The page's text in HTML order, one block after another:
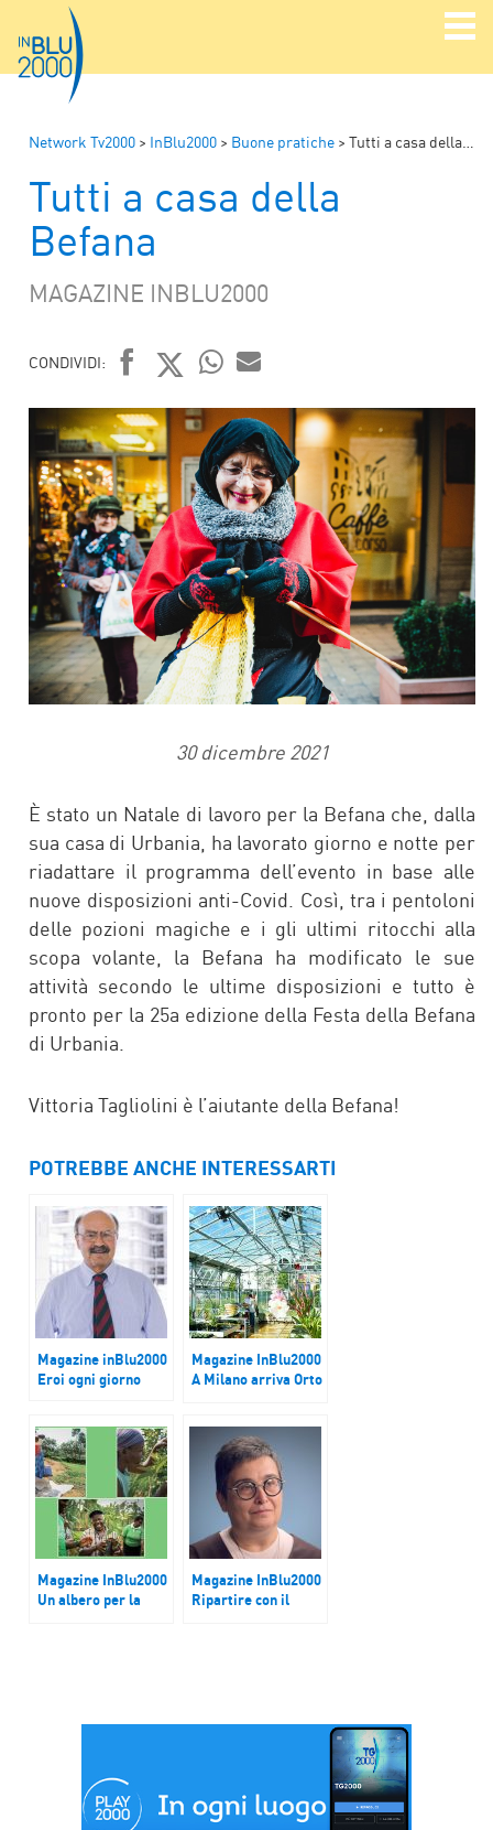
Network Tv2000 > InBlu2000 > Buone pratiche > Tutti a casa della Befana
Tutti a casa della
Befana
MAGAZINE INBLU2000
CONDIVIDI:
FACEBOOK
TWITTER
WHATSAPP
MAIL
30 dicembre 2021
È stato un Natale di lavoro per la Befana che, dalla
sua casa di Urbania, ha lavorato giorno e notte per
riadattare il programma dell’evento in base alle
nuove disposizioni anti-Covid. Così, tra i pentoloni
delle pozioni magiche e i gli ultimi ritocchi alla
scopa volante, la Befana ha modificato le sue
attività secondo le ultime disposizioni e tutto è
pronto per la 25a edizione della Festa della Befana
di Urbania.
Vittoria Tagliolini è l’aiutante della Befana!
POTREBBE ANCHE INTERESSARTI
Magazine inBlu2000
Eroi ogni giorno
Magazine InBlu2000
A Milano arriva Orto
Magazine InBlu2000
Un albero per la
Magazine InBlu2000
Ripartire con il